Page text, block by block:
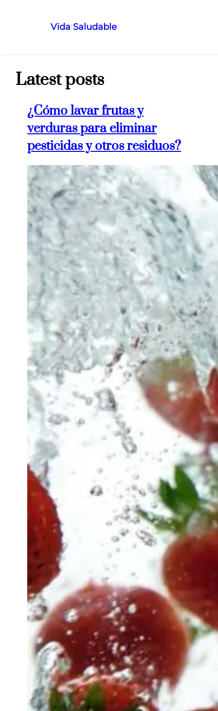
contenido
Vida Saludable
Latest posts
¿Cómo lavar frutas y
verduras para eliminar
pesticidas y otros residuos?